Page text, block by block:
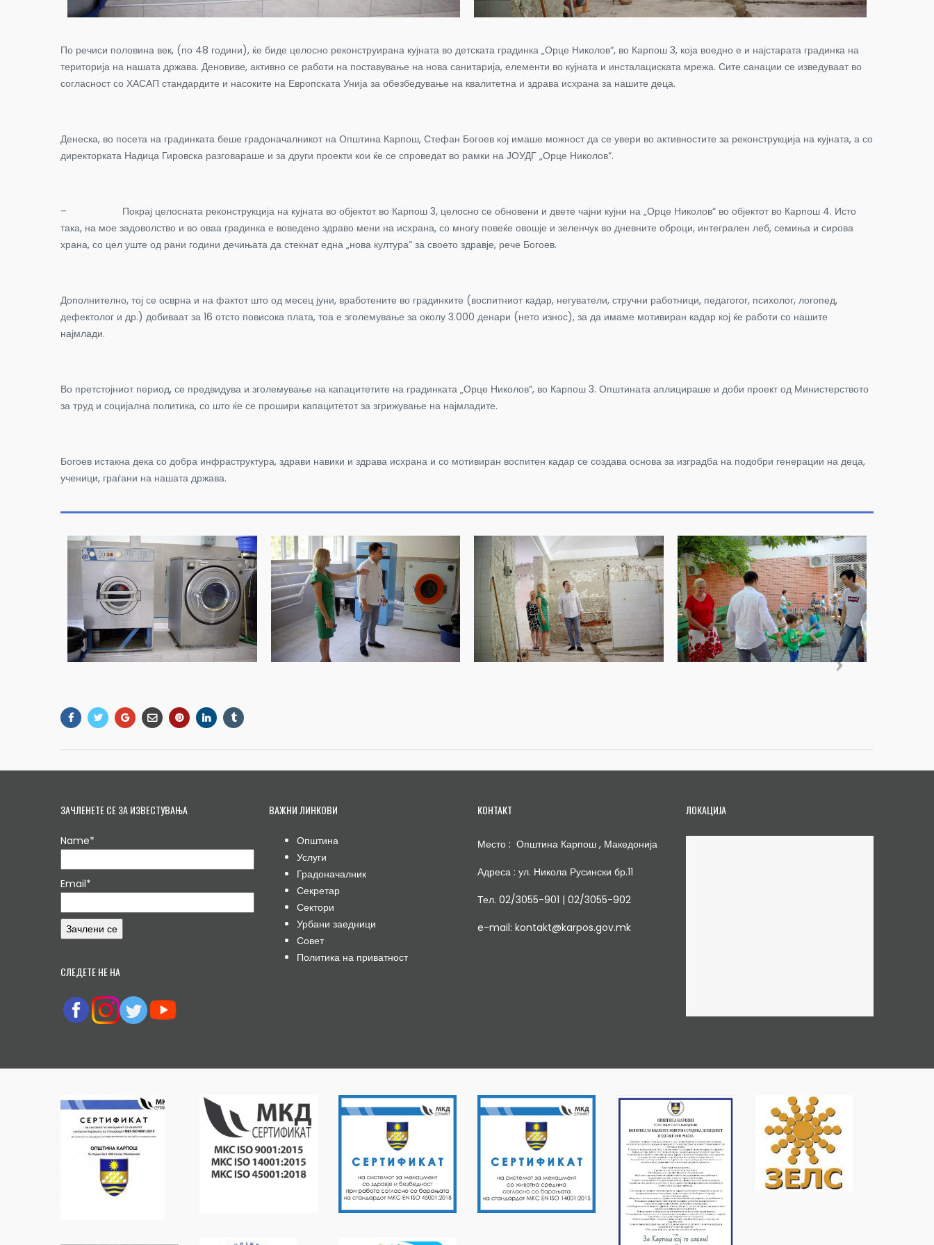
По речиси половина век, (по 48 години), ќе биде целосно реконструирана кујната во детската градинка „Орце Николов“, во Карпош 3, која воедно е и најстарата градинка на
територија на нашата држава. Деновиве, активно се работи на поставување на нова санитарија, елементи во кујната и инсталациската мрежа. Сите санации се изведуваат во
согласност со ХАСАП стандардите и насоките на Европската Унија за обезбедување на квалитетна и здрава исхрана за нашите деца.
Денеска, во посета на градинката беше градоначалникот на Општина Карпош, Стефан Богоев кој имаше можност да се увери во активностите за реконструкција на кујната, а со
директорката Надица Гировска разговараше и за други проекти кои ќе се спроведат во рамки на ЈОУДГ „Орце Николов“.
– Покрај целосната реконструкција на кујната во објектот во Карпош 3, целосно се обновени и двете чајни кујни на „Орце Николов“ во објектот во Карпош 4. Исто
така, на мое задоволство и во оваа градинка е воведено здраво мени на исхрана, со многу повеќе овошје и зеленчук во дневните оброци, интегрален леб, семиња и сирова
храна, со цел уште од рани години дечињата да стекнат една „нова култура“ за своето здравје, рече Богоев.
Дополнително, тој се осврна и на фактот што од месец јуни, вработените во градинките (воспитниот кадар, негуватели, стручни работници, педагогог, психолог, логопед,
дефектолог и др.) добиваат за 16 отсто повисока плата, тоа е зголемување за околу 3.000 денари (нето износ), за да имаме мотивиран кадар кој ќе работи со нашите
најмлади.
Во претстојниот период, се предвидува и зголемување на капацитетите на градинката „Орце Николов“, во Карпош 3. Општината аплицираше и доби проект од Министерството
за труд и социјална политика, со што ќе се прошири капацитетот за згрижување на најмладите.
Богоев истакна дека со добра инфраструктура, здрави навики и здрава исхрана и со мотивиран воспитен кадар се создава основа за изградба на подобри генерации на деца,
ученици, граѓани на нашата држава.
ЗАЧЛЕНЕТЕ СЕ ЗА ИЗВЕСТУВАЊА
Name*
Email*
СЛЕДЕТЕ НЕ НА
ВАЖНИ ЛИНКОВИ
Општина
Услуги
Градоначалник
Секретар
Сектори
Урбани заедници
Совет
Политика на приватност
КОНТАКТ
Место : Општина Карпош , Македонија
Адреса : ул. Никола Русински бр.11
Тел. 02/3055-901 | 02/3055-902
e-mail: kontakt@karpos.gov.mk
ЛОКАЦИЈА